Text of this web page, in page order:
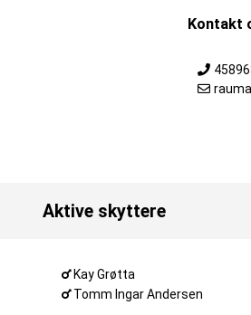
Kontakt
Aktive skyttere
Kay Grøtta
Tomm Ingar Andersen